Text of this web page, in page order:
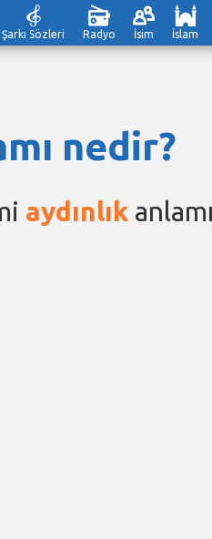
Şarkı Sözleri Radyo İsim İslam
nedir?
aydınlık